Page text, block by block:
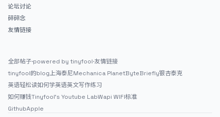
论坛讨论
碎碎念
友情链接
全部帖子·powered by tinyfool·友情链接
tinyfool的blog上海泰尼Mechanica PlanetByteBriefly银杏泰克
英语轻松读如何学英语英文写作练习
如何赚钱Tinyfool's Youtube LabWapi WIFI标准
GithubApple